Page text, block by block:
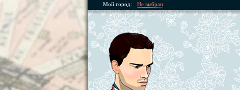
Мой город: Не выбран